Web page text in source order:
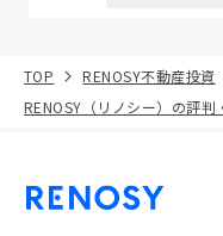
TOP RENOSY不動産投資
RENOSY（リノシー）の評判